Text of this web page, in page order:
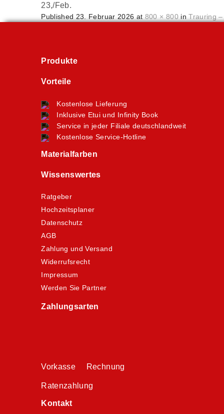
23,/Feb.
Published 23. Februar 2026 at 800 × 800inTrauring
Produkte
Vorteile
Kostenlose Lieferung
Inklusive Etui und Infinity Book
Service in jeder Filiale deutschlandweit
Kostenlose Service-Hotline
Materialfarben
Wissenswertes
Ratgeber
Hochzeitsplaner
Datenschutz
AGB
Zahlung und Versand
Widerrufsrecht
Impressum
Werden Sie Partner
Zahlungsarten
Vorkasse Rechnung
Ratenzahlung
Kontakt